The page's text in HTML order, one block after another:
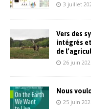
3 juillet
Vers des
intégrés
de
26 juin
Nous
25 juin